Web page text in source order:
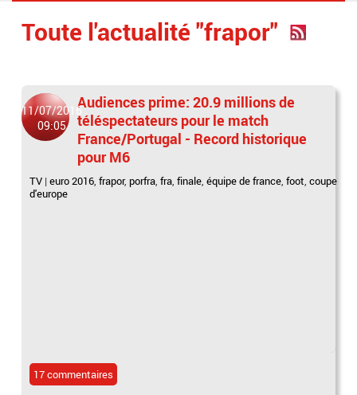
Toute l'actualité "frapor"
11/07/2016
09:05
Audiences prime: 20.9 millions de
téléspectateurs pour le match
France/Portugal - Record historique
pour M6
TV |euro 2016,frapor, porfra,fra,finale,équipe de france,foot,coupe
d'europe
17 commentaires